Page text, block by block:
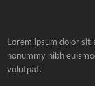
Lorem ipsum dolor sit
nonummy nibh
volutpat.